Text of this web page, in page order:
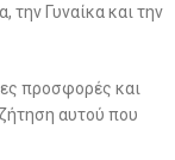
την Γυναίκα και την
προσφορές και
αυτού που